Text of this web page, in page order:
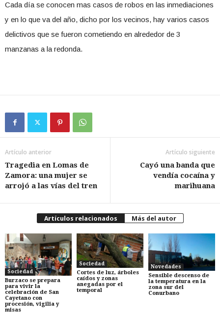
Cada día se conocen mas casos de robos en las inmediaciones
y en lo que va del año, dicho por los vecinos, hay varios casos
delictivos que se fueron cometiendo en alrededor de 3
manzanas a la redonda.
Artículo anterior
Tragedia en Lomas de
Zamora: una mujer se
arrojó a las vías del tren
Artículo siguiente
Cayó una banda que
vendía cocaína y
marihuana
Artículos relacionados Más del autor
Sociedad
Burzaco se prepara
para vivir la
celebración de San
Cayetano con
procesión, vigilia y
misas
Sociedad
Cortes de luz, árboles
caídos y zonas
anegadas por el
temporal
Novedades
Sensible descenso de
la temperatura en la
zona sur del
Conurbano